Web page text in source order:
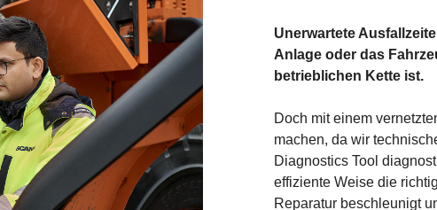
Unerwartete
Anlage oder das
betrieblichen Kette ist.
Doch mit einem
machen, da wir
Diagnostics Tool
effiziente Weise die
Reparatur beschleunigt